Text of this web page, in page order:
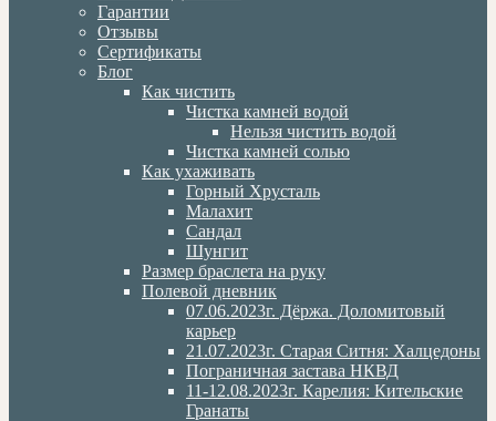
Гарантии
Отзывы
Сертификаты
Блог
Как чистить
Чистка камней водой
Нельзя чистить водой
Чистка камней солью
Как ухаживать
Горный Хрусталь
Малахит
Сандал
Шунгит
Размер браслета на руку
Полевой дневник
07.06.2023г. Дёржа. Доломитовый
карьер
21.07.2023г. Старая Ситня: Халцедоны
Пограничная застава НКВД
11-12.08.2023г. Карелия: Кительские
Гранаты